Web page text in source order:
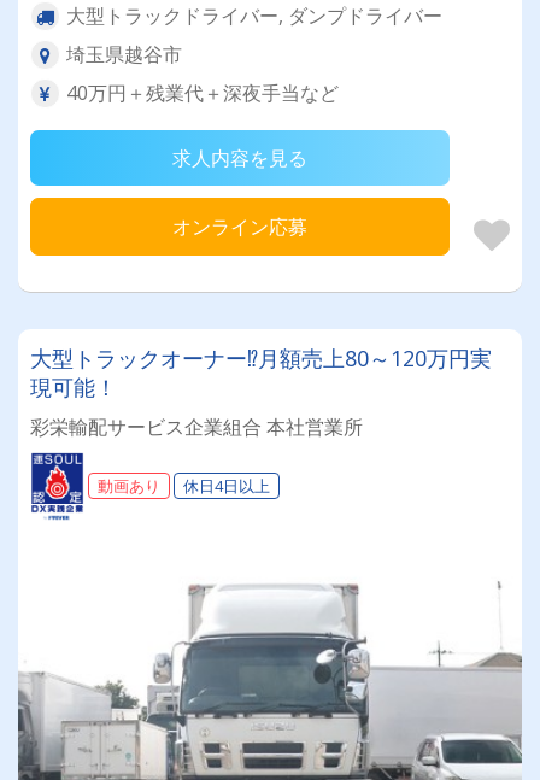
大型トラックドライバー, ダンプドライバー
埼玉県越谷市
40万円＋残業代＋深夜手当など
求人内容を見る
オンライン応募
大型トラックオーナー⁉月額売上80～120万円実
現可能！
彩栄輸配サービス企業組合 本社営業所
動画あり 休日4日以上